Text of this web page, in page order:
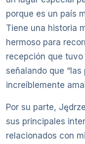
porque es un país
Tiene una historia
hermoso para
recepción que
señalando que
increíblemente
Por su parte,
sus principales
relacionados con